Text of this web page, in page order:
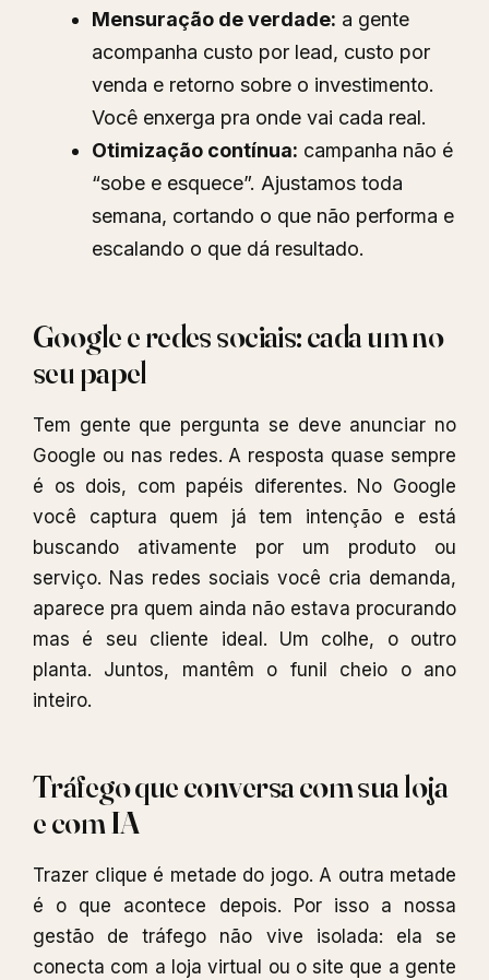
Mensuração de verdade: a gente
acompanha custo por lead, custo por
venda e retorno sobre o investimento.
Você enxerga pra onde vai cada real.
Otimização contínua: campanha não é
“sobe e esquece”. Ajustamos toda
semana, cortando o que não performa e
escalando o que dá resultado.
Google e redes sociais: cada um no
seu papel
Tem gente que pergunta se deve anunciar no
Google ou nas redes. A resposta quase sempre
é os dois, com papéis diferentes. No Google
você captura quem já tem intenção e está
buscando ativamente por um produto ou
serviço. Nas redes sociais você cria demanda,
aparece pra quem ainda não estava procurando
mas é seu cliente ideal. Um colhe, o outro
planta. Juntos, mantêm o funil cheio o ano
inteiro.
Tráfego que conversa com sua loja
e com IA
Trazer clique é metade do jogo. A outra metade
é o que acontece depois. Por isso a nossa
gestão de tráfego não vive isolada: ela se
conecta com a loja virtual ou o site que a gente